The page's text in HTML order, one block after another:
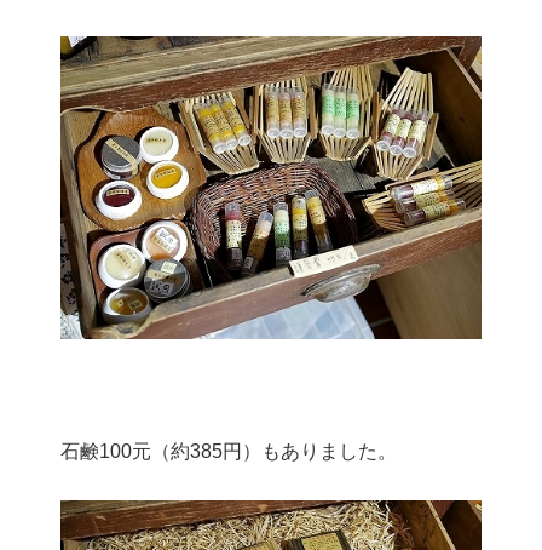
石鹸100元（約385円）もありました。